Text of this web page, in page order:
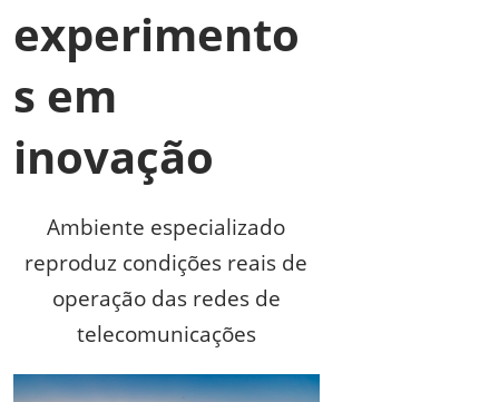
experimento
s em
inovação
Ambiente especializado
reproduz condições reais de
operação das redes de
telecomunicações